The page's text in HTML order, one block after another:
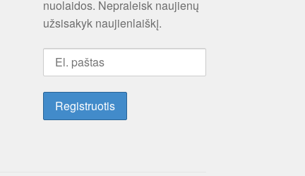
nuolaidos. Nepraleisk naujienų
užsisakyk naujienlaiškį.